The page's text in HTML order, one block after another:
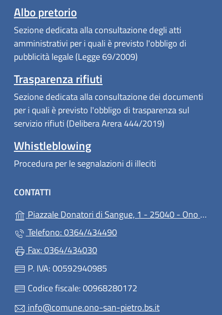
Albo pretorio
Sezione dedicata alla consultazione degli atti
amministrativi per i quali è previsto l'obbligo di
pubblicità legale (Legge 69/2009)
Trasparenza rifiuti
Sezione dedicata alla consultazione dei documenti
per i quali è previsto l'obbligo di trasparenza sul
servizio rifiuti (Delibera Arera 444/2019)
Whistleblowing
Procedura per le segnalazioni di illeciti
CONTATTI
Piazzale Donatori di Sangue, 1 - 25040 - Ono San Pietro
Telefono: 0364/434490
Fax: 0364/434030
P. IVA: 00592940985
Codice fiscale: 00968280172
info@comune.ono-san-pietro.bs.it